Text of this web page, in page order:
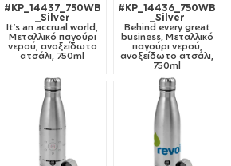
#KP_14437_750WB
_Silver
It's an accrual world,
Μεταλλικό παγούρι
νερού, ανοξείδωτο
ατσάλι, 750ml
#KP_14436_750WB
_Silver
Behind every great
business, Μεταλλικό
παγούρι νερού,
ανοξείδωτο ατσάλι,
750ml